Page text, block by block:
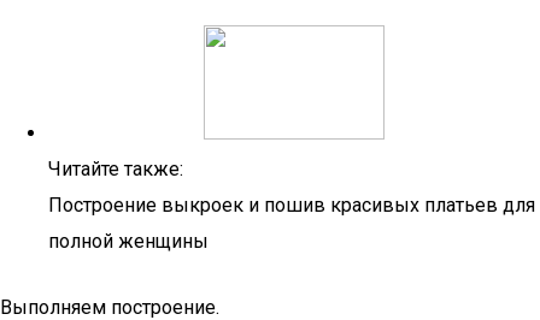
Читайте также:
Построение выкроек и пошив красивых платьев для
полной женщины
Выполняем построение.